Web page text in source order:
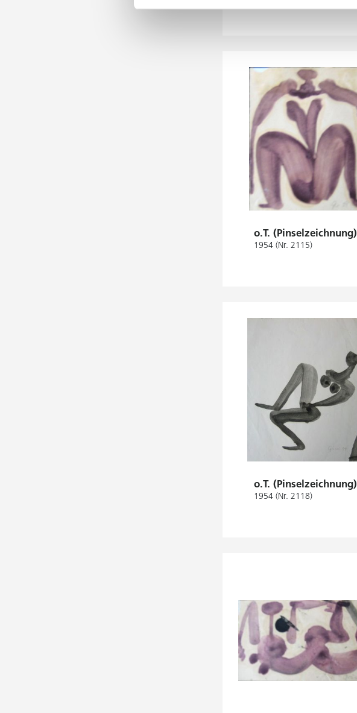
o.T. (Pinselzeichnung)
1954 (Nr. 2115)
o.T. (Pinselzeichnung)
1954 (Nr. 2118)